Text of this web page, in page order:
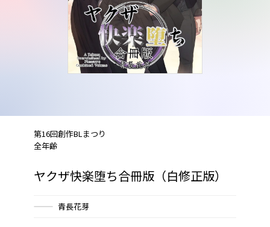
第16回創作BLまつり
全年齢
ヤクザ快楽堕ち合冊版（白修正版）
青長花芽